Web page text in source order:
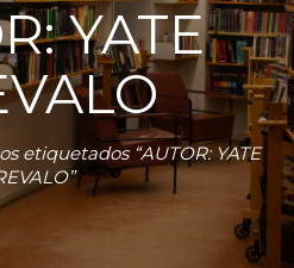
YATE
etiquetados “AUTOR: YATE